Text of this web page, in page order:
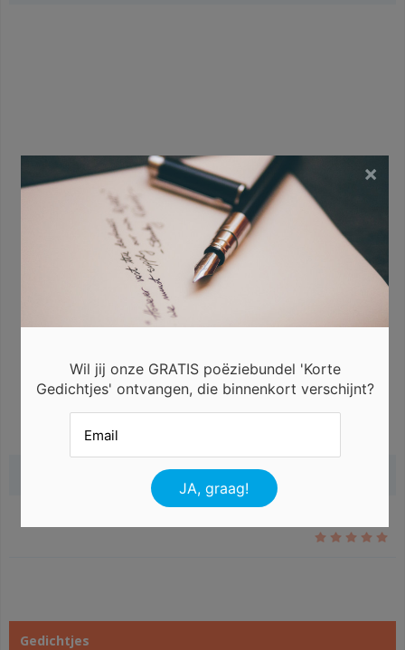
Gerelateerde gedichten
Gedichtjes
Wil jij onze GRATIS poëziebundel 'Korte
Gedichtjes' ontvangen, die binnenkort verschijnt?
×